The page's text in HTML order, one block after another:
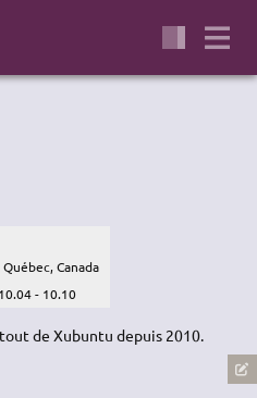
Canada
- 10.10
de Xubuntu depuis 2010.